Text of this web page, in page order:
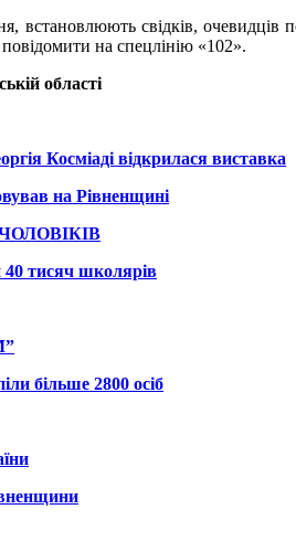
встановлюють свідків,
на спецлінію «102».
області
Косміаді відкрилася виставка
на Рівненщині
40 тисяч школярів
більше 2800 осіб